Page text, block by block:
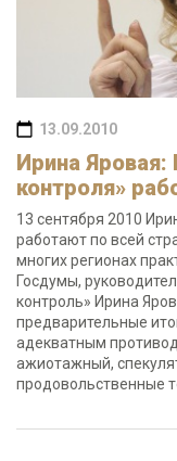
13.09.2010
Ирина Яровая:
контроля»
13 сентября 2010
работают по всей
многих регионах
Госдумы,
контроль» Ирина
предварительные
адекватным
ажиотажный,
продовольственные